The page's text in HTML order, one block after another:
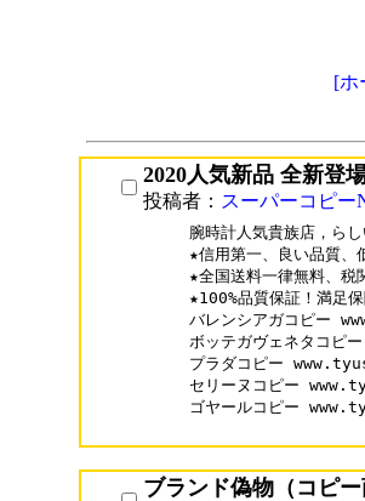
[ホ
2020人気新品 全新登
投稿者： スーパーコピー
腕時計人気貴族店，ら
★信用第一、良い品質、
★全国送料一律無料、税
★100%品質保証！満足
バレンシアガコピー
ボッテガヴェネタコ
プラダコピー
セリーヌコピー
ゴヤールコピー
ブランド偽物（コピー